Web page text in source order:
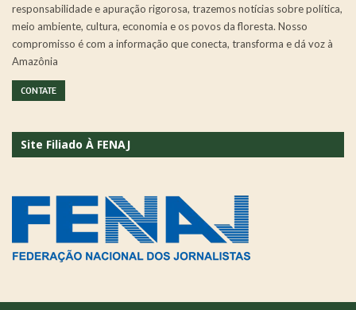
responsabilidade e apuração rigorosa, trazemos notícias sobre política,
meio ambiente, cultura, economia e os povos da floresta. Nosso
compromisso é com a informação que conecta, transforma e dá voz à
Amazônia
CONTATE
Site Filiado À FENAJ